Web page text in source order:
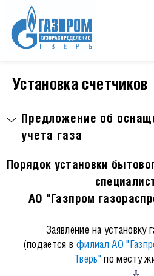
Установка счетчиков
Предложение об
учета газа
Порядок установки
АО "Газпром
Заявление на установку
(подается в филиал АО
Тверь"по месту